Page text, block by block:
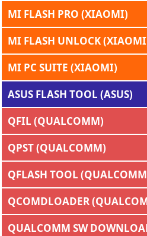
MI FLASH PRO (XIAOMI)
MI FLASH UNLOCK
MI PC SUITE (XIAOMI)
ASUS FLASH TOOL (ASUS)
QFIL (QUALCOMM)
QPST (QUALCOMM)
QFLASH TOOL
QCOMDLOADER
QUALCOMM SW